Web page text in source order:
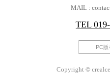
MAIL :
TEL
PC版
Copyright ©